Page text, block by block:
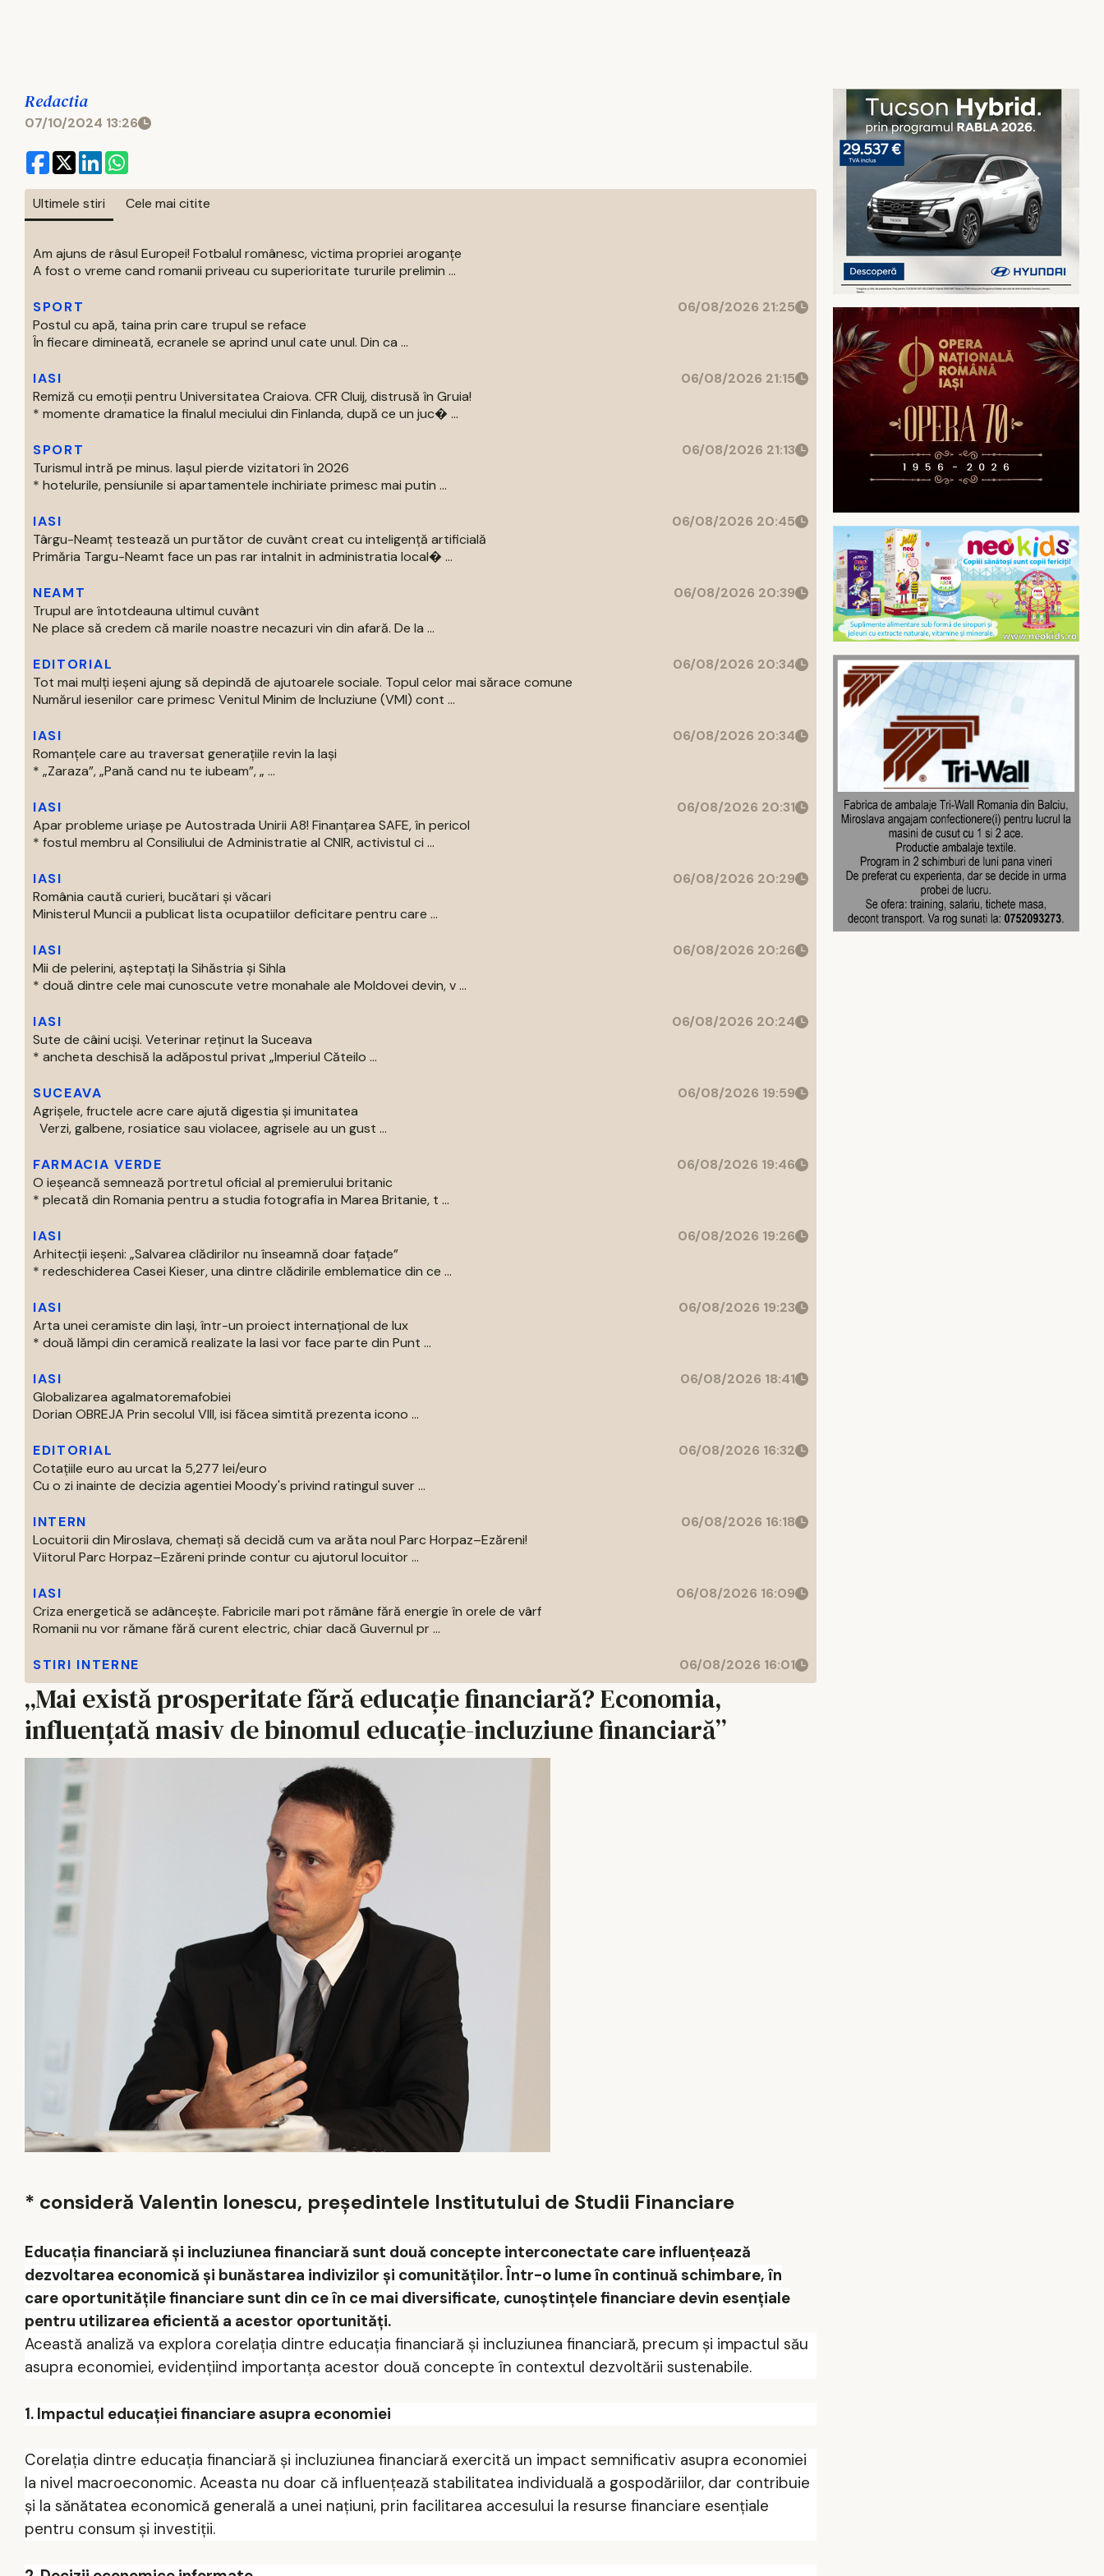
Redactia
07/10/2024 13:26
Ultimele stiri Cele mai citite
Am ajuns de râsul Europei! Fotbalul românesc, victima propriei aroganțe
A fost o vreme cand romanii priveau cu superioritate tururile prelimin ...
SPORT
06/08/2026 21:25
Postul cu apă, taina prin care trupul se reface
În fiecare dimineată, ecranele se aprind unul cate unul. Din ca ...
IASI
06/08/2026 21:15
Remiză cu emoții pentru Universitatea Craiova. CFR Cluij, distrusă în Gruia!
* momente dramatice la finalul meciului din Finlanda, după ce un juc� ...
SPORT
06/08/2026 21:13
Turismul intră pe minus. Iașul pierde vizitatori în 2026
* hotelurile, pensiunile si apartamentele inchiriate primesc mai putin ...
IASI
06/08/2026 20:45
Târgu-Neamț testează un purtător de cuvânt creat cu inteligență artificială
Primăria Targu-Neamt face un pas rar intalnit in administratia local� ...
NEAMT
06/08/2026 20:39
Trupul are întotdeauna ultimul cuvânt
Ne place să credem că marile noastre necazuri vin din afară. De la ...
EDITORIAL
06/08/2026 20:34
Tot mai mulți ieșeni ajung să depindă de ajutoarele sociale. Topul celor mai sărace comune
Numărul iesenilor care primesc Venitul Minim de Incluziune (VMI) cont ...
IASI
06/08/2026 20:34
Romanțele care au traversat generațiile revin la Iași
* „Zaraza”, „Pană cand nu te iubeam”, „ ...
IASI
06/08/2026 20:31
Apar probleme uriașe pe Autostrada Unirii A8! Finanțarea SAFE, în pericol
* fostul membru al Consiliului de Administratie al CNIR, activistul ci ...
IASI
06/08/2026 20:29
România caută curieri, bucătari și văcari
Ministerul Muncii a publicat lista ocupatiilor deficitare pentru care ...
IASI
06/08/2026 20:26
Mii de pelerini, așteptați la Sihăstria și Sihla
* două dintre cele mai cunoscute vetre monahale ale Moldovei devin, v ...
IASI
06/08/2026 20:24
Sute de câini uciși. Veterinar reținut la Suceava
* ancheta deschisă la adăpostul privat „Imperiul Căteilo ...
SUCEAVA
06/08/2026 19:59
Agrișele, fructele acre care ajută digestia și imunitatea
Verzi, galbene, rosiatice sau violacee, agrisele au un gust ...
FARMACIA VERDE
06/08/2026 19:46
O ieșeancă semnează portretul oficial al premierului britanic
* plecată din Romania pentru a studia fotografia in Marea Britanie, t ...
IASI
06/08/2026 19:26
Arhitecții ieșeni: „Salvarea clădirilor nu înseamnă doar fațade”
* redeschiderea Casei Kieser, una dintre clădirile emblematice din ce ...
IASI
06/08/2026 19:23
Arta unei ceramiste din Iași, într-un proiect internațional de lux
* două lămpi din ceramică realizate la Iasi vor face parte din Punt ...
IASI
06/08/2026 18:41
Globalizarea agalmatoremafobiei
Dorian OBREJA Prin secolul VIII, isi făcea simtită prezenta icono ...
EDITORIAL
06/08/2026 16:32
Cotațiile euro au urcat la 5,277 lei/euro
Cu o zi inainte de decizia agentiei Moody's privind ratingul suver ...
INTERN
06/08/2026 16:18
Locuitorii din Miroslava, chemați să decidă cum va arăta noul Parc Horpaz–Ezăreni!
Viitorul Parc Horpaz–Ezăreni prinde contur cu ajutorul locuitor ...
IASI
06/08/2026 16:09
Criza energetică se adâncește. Fabricile mari pot rămâne fără energie în orele de vârf
Romanii nu vor rămane fără curent electric, chiar dacă Guvernul pr ...
STIRI INTERNE 06/08/2026 16:01
„Mai există prosperitate fără educație financiară? Economia,
influențată masiv de binomul educație-incluziune financiară”
* consideră Valentin Ionescu, președintele Institutului de Studii Financiare
Educația financiară și incluziunea financiară sunt două concepte interconectate care influențează
dezvoltarea economică și bunăstarea indivizilor și comunităților. Într-o lume în continuă schimbare, în
care oportunitățile financiare sunt din ce în ce mai diversificate, cunoștințele financiare devin esențiale
pentru utilizarea eficientă a acestor oportunități.
Această analiză va explora corelația dintre educația financiară și incluziunea financiară, precum și impactul său
asupra economiei, evidențiind importanța acestor două concepte în contextul dezvoltării sustenabile.
1. Impactul educației financiare asupra economiei
Corelația dintre educația financiară și incluziunea financiară exercită un impact semnificativ asupra economiei
la nivel macroeconomic. Aceasta nu doar că influențează stabilitatea individuală a gospodăriilor, dar contribuie
și la sănătatea economică generală a unei națiuni, prin facilitarea accesului la resurse financiare esențiale
pentru consum și investiții.